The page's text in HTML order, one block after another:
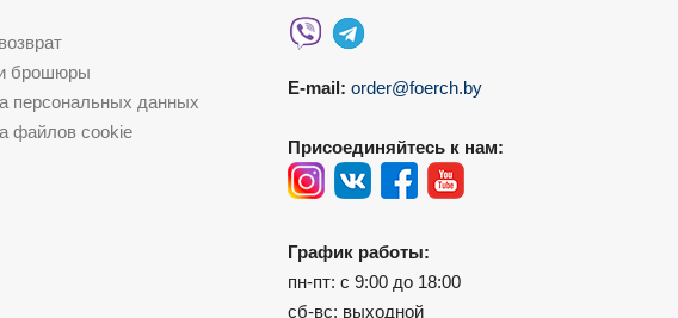
брошюры
персональных данных
файлов cookie
E-mail: order@foerch.by
Присоединяйтесь к нам:
График работы:
пн-пт: с 9:00 до 18:00
сб-вс: выходной